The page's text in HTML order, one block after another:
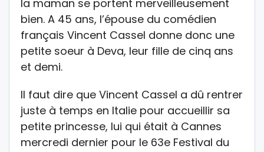
la maman se portent merveilleusement
bien. A 45 ans, l’épouse du comédien
français Vincent Cassel donne donc une
petite soeur à Deva, leur fille de cinq ans
et demi.
Il faut dire que Vincent Cassel a dû rentrer
juste à temps en Italie pour accueillir sa
petite princesse, lui qui était à Cannes
mercredi dernier pour le 63e Festival du